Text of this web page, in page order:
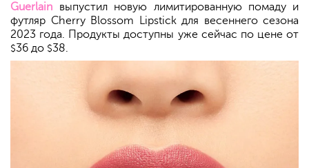
Guerlain выпустил новую лимитированную помаду и
футляр Cherry Blossom Lipstick для весеннего сезона
2023 года. Продукты доступны уже сейчас по цене от
$36 до $38.